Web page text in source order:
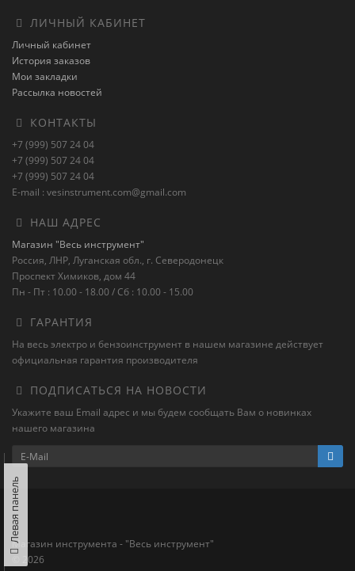
ЛИЧНЫЙ КАБИНЕТ
Личный кабинет
История заказов
Мои закладки
Рассылка новостей
КОНТАКТЫ
+7 (999) 507 24 04
+7 (999) 507 24 04
+7 (999) 507 24 04
E-mail : vesinstrument.com@gmail.com
НАШ АДРЕС
Магазин "Весь инструмент"
Россия, ЛНР, Луганская обл., г. Северодонецк
Проспект Химиков, дом 44
Пн - Пт : 10.00 - 18.00 / Сб : 10.00 - 15.00
ГАРАНТИЯ
На весь электро и бензоинструмент в нашем магазине действует
официальная гарантия производителя
ПОДПИСАТЬСЯ НА НОВОСТИ
Укажите ваш Email адрес и мы будем сообщать Вам о новинках
нашего магазина
Магазин инструмента - "Весь инструмент"
© 2026
Левая панель